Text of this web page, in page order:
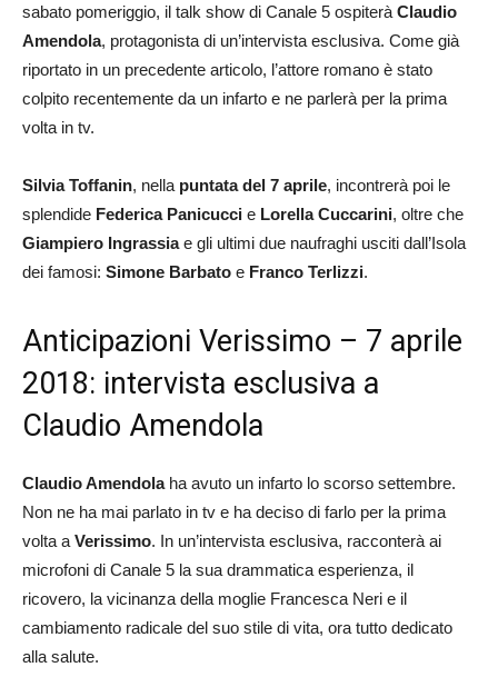
sabato pomeriggio, il talk show di Canale 5 ospiterà Claudio
Amendola, protagonista di un’intervista esclusiva. Come già
riportato in un precedente articolo, l’attore romano è stato
colpito recentemente da un infarto e ne parlerà per la prima
volta in tv.
Silvia Toffanin, nella puntata del 7 aprile, incontrerà poi le
splendide Federica Panicucci e Lorella Cuccarini, oltre che
Giampiero Ingrassiae gli ultimi due naufraghi usciti dall’Isola
dei famosi: Simone Barbato e Franco Terlizzi.
Anticipazioni Verissimo – 7 aprile
2018: intervista esclusiva a
Claudio Amendola
Claudio Amendolaha avuto un infarto lo scorso settembre.
Non ne ha mai parlato in tv e ha deciso di farlo per la prima
volta a Verissimo. In un’intervista esclusiva, racconterà ai
microfoni di Canale 5 la sua drammatica esperienza, il
ricovero, la vicinanza della moglie Francesca Neri e il
cambiamento radicale del suo stile di vita, ora tutto dedicato
alla salute.